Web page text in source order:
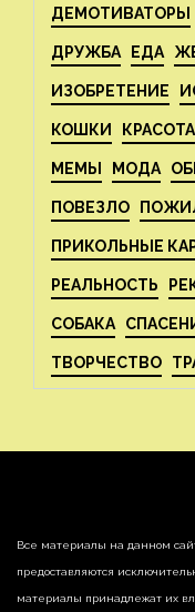
ДЕМОТИВАТОРЫ
ДРУЖБА ЕДА
ИЗОБРЕТЕНИЕ
КОШКИ КРАСОТА
МЕМЫ МОДА
ПОВЕЗЛО
ПРИКОЛЬНЫЕ
РЕАЛЬНОСТЬ
СОБАКА
ТВОРЧЕСТВО
Все материалы на данном
предоставляются
материалы принадлежат их